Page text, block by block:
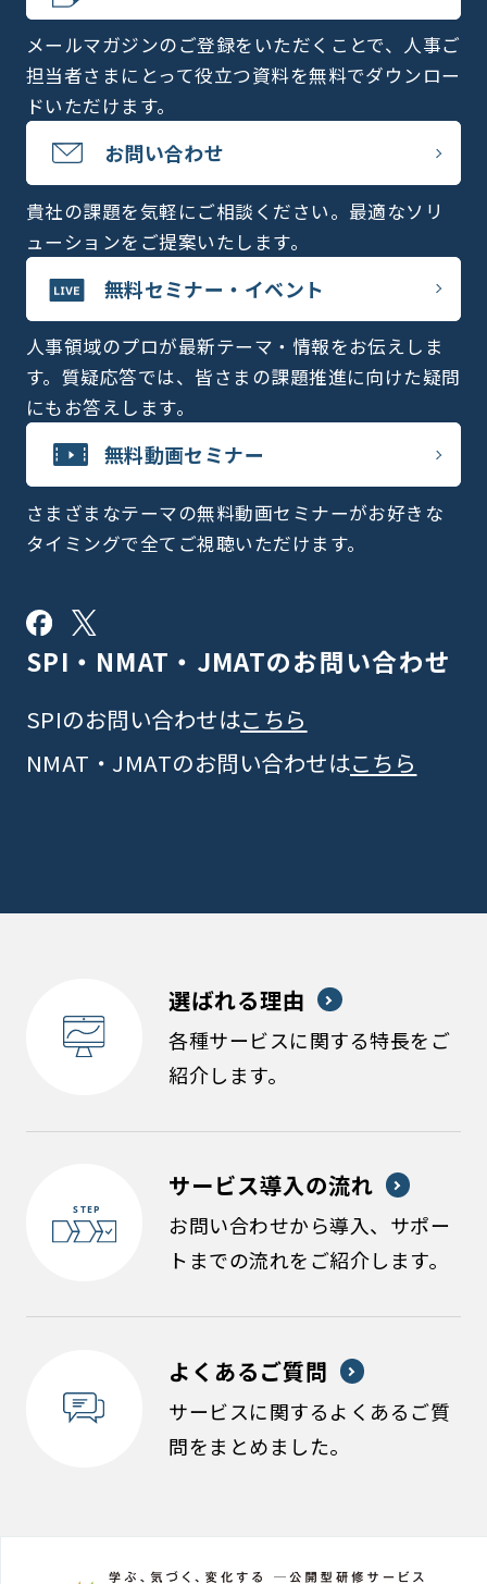
メールマガジンのご登録をいただくことで、人事ご
担当者さまにとって役立つ資料を無料でダウンロー
ドいただけます。
お問い合わせ
貴社の課題を気軽にご相談ください。最適なソリ
ューションをご提案いたします。
無料セミナー・イベント
人事領域のプロが最新テーマ・情報をお伝えしま
す。質疑応答では、皆さまの課題推進に向けた疑問
にもお答えします。
無料動画セミナー
さまざまなテーマの無料動画セミナーがお好きな
タイミングで全てご視聴いただけます。
SPI・NMAT・JMATのお問い合わせ
SPIのお問い合わせはこちら
NMAT・JMATのお問い合わせはこちら
選ばれる理由
各種サービスに関する特長をご
紹介します。
サービス導入の流れ
お問い合わせから導入、サポー
トまでの流れをご紹介します。
よくあるご質問
サービスに関するよくあるご質
問をまとめました。